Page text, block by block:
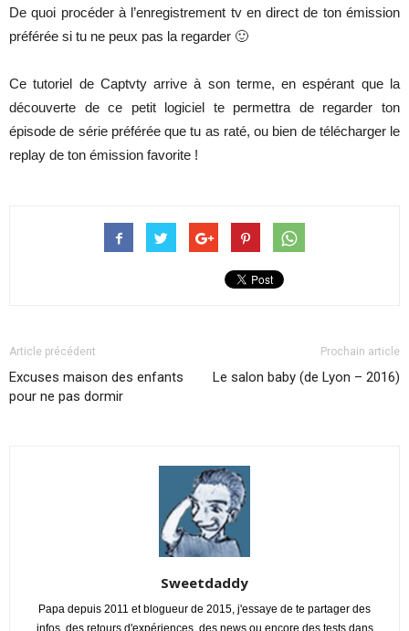
De quoi procéder à l’enregistrement tv en direct de ton émission
préférée si tu ne peux pas la regarder 🙂
Ce tutoriel de Captvty arrive à son terme, en espérant que la
découverte de ce petit logiciel te permettra de regarder ton
épisode de série préférée que tu as raté, ou bien de télécharger le
replay de ton émission favorite !
Article précédent
Excuses maison des enfants
pour ne pas dormir
Prochain article
Le salon baby (de Lyon – 2016)
Sweetdaddy
Papa depuis 2011 et blogueur de 2015, j'essaye de te partager des